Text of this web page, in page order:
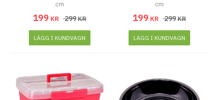
cm
199 KR 299KR
LÄGG I KUNDVAGN
cm
199 KR 299KR
LÄGG I KUNDVAGN